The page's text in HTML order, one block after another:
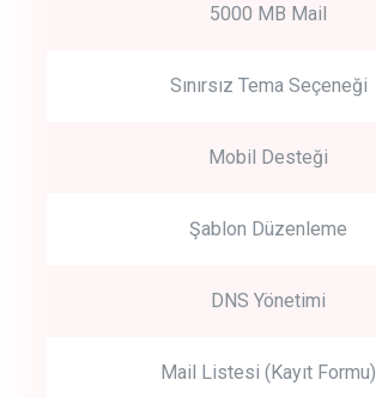
5000 MB Mail
Sınırsız Tema Seçeneği
Mobil Desteği
Şablon Düzenleme
DNS Yönetimi
Mail Listesi (Kayıt Formu)